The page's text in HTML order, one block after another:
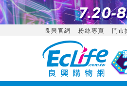
良興官網 粉絲專頁 門市